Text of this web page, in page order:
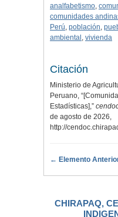
analfabetismo,
comunidades
Perú, población,
ambiental , vivienda
Citación
Ministerio de
Peruano,
Estadísticas],”
de agosto de 2026,
http://
← Elemento
CHIRAPAQ,